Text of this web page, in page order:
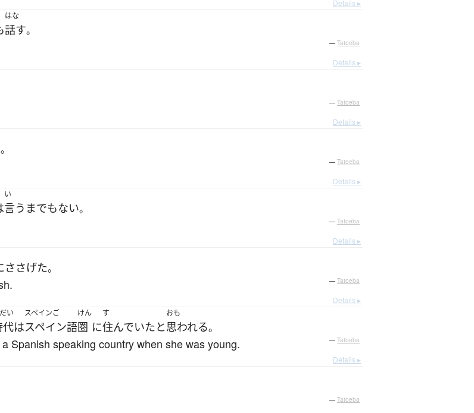
Details ▸
はな
話す。
— Tatoeba
Details ▸
— Tatoeba
Details ▸
。
— Tatoeba
Details ▸
い
言うまでもない。
— Tatoeba
Details ▸
ささげた。
— Tatoeba
Details ▸
い
代は
スペインご
スペイン語
けん
圏 に
す
住んでいたと
おも
思われる。
Spanish speaking country when she was young. — Tatoeba
Details ▸
— Tatoeba